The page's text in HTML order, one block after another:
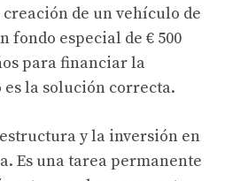
de un vehículo de
fondo especial de € 500
para financiar la
la solución correcta.
y la inversión en
Es una tarea permanente